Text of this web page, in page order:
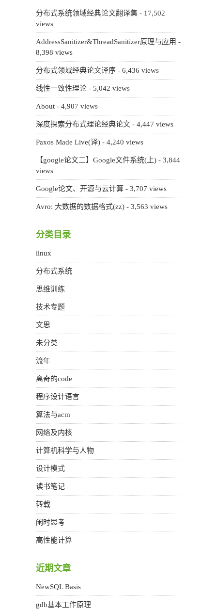
分布式系统领域经典论文翻译集 - 17,502
views
AddressSanitizer&ThreadSanitizer原理与应用 -
8,398 views
分布式领域经典论文译序 - 6,436 views
线性一致性理论 - 5,042 views
About - 4,907 views
深度探索分布式理论经典论文 - 4,447 views
Paxos Made Live(译) - 4,240 views
【google论文二】Google文件系统(上) - 3,844
views
Google论文、开源与云计算 - 3,707 views
Avro: 大数据的数据格式(zz) - 3,563 views
分类目录
linux
分布式系统
思维训练
技术专题
文思
未分类
流年
离奇的code
程序设计语言
算法与acm
网络及内核
计算机科学与人物
设计模式
读书笔记
转载
闲时思考
高性能计算
近期文章
NewSQL Basis
gdb基本工作原理